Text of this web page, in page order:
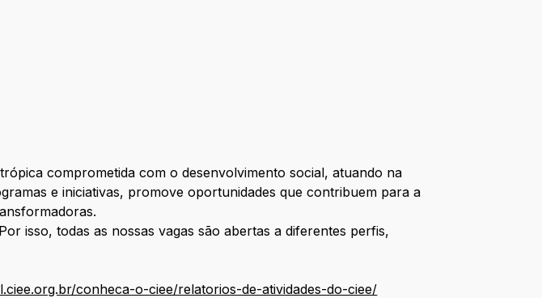
comprometida com o desenvolvimento social, atuando na
e iniciativas, promove oportunidades que contribuem para a
isso, todas as nossas vagas são abertas a diferentes perfis,
conheca-o-ciee/relatorios-de-atividades-do-ciee/